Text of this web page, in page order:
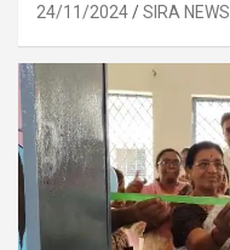
24/11/2024 SIRA NEWS